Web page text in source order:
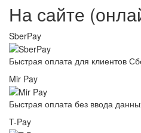
На сайте
SberPay
Быстрая оплата для клиентов
Mir Pay
Быстрая оплата без ввода
T-Pay